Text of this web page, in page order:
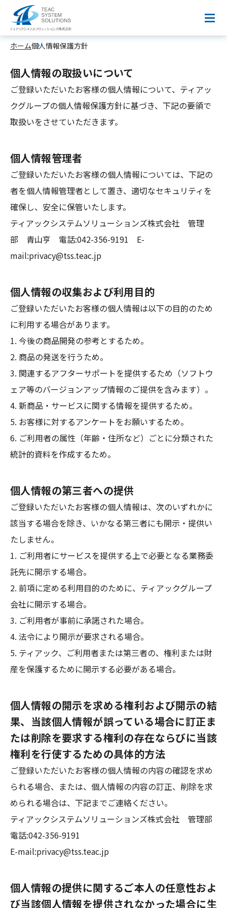
個人情報保護方針
ホーム個人情報保護方針
個人情報の取扱いについて
ご登録いただいたお客様の個人情報について、ティアッ
クグループの個人情報保護方針に基づき、下記の要領で
取扱いをさせていただきます。
個人情報管理者
ご登録いただいたお客様の個人情報については、下記の
者を個人情報管理者として置き、適切なセキュリティを
確保し、安全に保管いたします。
ティアックシステムソリューションズ株式会社 管理
部 青山亨 電話:042-356-9191 E-
mail:privacy@tss.teac.jp
個人情報の収集および利用目的
ご登録いただいたお客様の個人情報は以下の目的のため
に利用する場合があります。
1. 今後の商品開発の参考とするため。
2. 商品の発送を行うため。
3. 関連するアフターサポートを提供するため（ソフトウ
ェア等のバージョンアップ情報のご提供を含みます）。
4. 新商品・サービスに関する情報を提供するため。
5. お客様に対するアンケートをお願いするため。
6. ご利用者の属性（年齢・住所など）ごとに分類された
統計的資料を作成するため。
個人情報の第三者への提供
ご登録いただいたお客様の個人情報は、次のいずれかに
該当する場合を除き、いかなる第三者にも開示・提供い
たしません。
1. ご利用者にサービスを提供する上で必要となる業務委
託先に開示する場合。
2. 前項に定める利用目的のために、ティアックグループ
会社に開示する場合。
3. ご利用者が事前に承諾された場合。
4. 法令により開示が要求される場合。
5. ティアック、ご利用者または第三者の、権利または財
産を保護するために開示する必要がある場合。
個人情報の開示を求める権利および開示の結
果、当該個人情報が誤っている場合に訂正ま
たは削除を要求する権利の存在ならびに当該
権利を行使するための具体的方法
ご登録いただいたお客様の個人情報の内容の確認を求め
られる場合、または、個人情報の内容の訂正、削除を求
められる場合は、下記までご連絡ください。
ティアックシステムソリューションズ株式会社 管理部
電話:042-356-9191
E-mail:privacy@tss.teac.jp
個人情報の提供に関するご本人の任意性およ
び当該個人情報を提供されなかった場合に生